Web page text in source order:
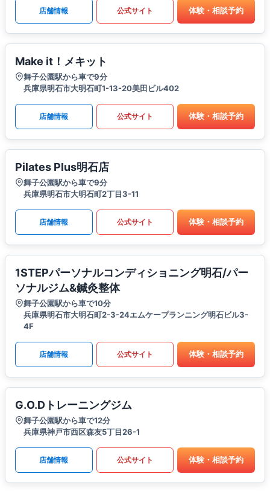
店舗情報 公式サイト 体験・相談予約
Make it！メキット
舞子公園駅から車で9分
兵庫県明石市大明石町1-13-20美田ビル402
店舗情報 公式サイト 体験・相談予約
Pilates Plus明石店
舞子公園駅から車で9分
兵庫県明石市大明石町2丁目3-11
店舗情報 公式サイト 体験・相談予約
1STEPパーソナルコンディショニング明石/パー
ソナルジム&鍼灸整体
舞子公園駅から車で10分
兵庫県明石市大明石町2-3-24エムケープランニング明石ビル3-
4F
店舗情報 公式サイト 体験・相談予約
G.O.Dトレーニングジム
舞子公園駅から車で12分
兵庫県神戸市西区森友5丁目26-1
店舗情報 公式サイト 体験・相談予約